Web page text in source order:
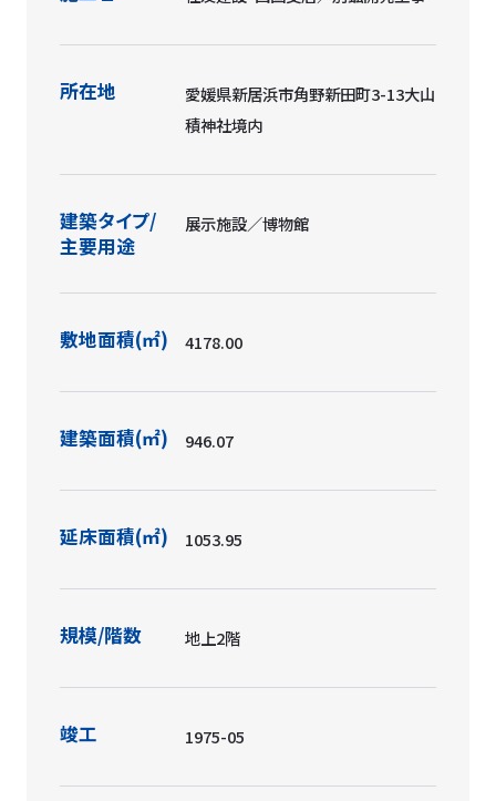
所在地
愛媛県新居浜市角野新田町3-13大山
積神社境内
建築タイプ/
主要用途
展示施設／博物館
敷地面積(㎡) 4178.00
建築面積(㎡) 946.07
延床面積(㎡) 1053.95
規模/階数 地上2階
竣工 1975-05